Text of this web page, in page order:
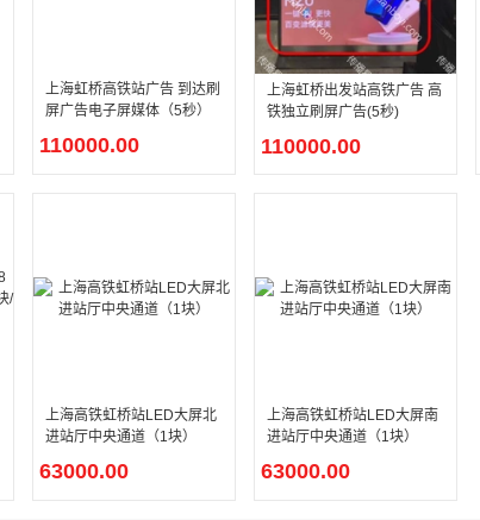
上海虹桥高铁站广告 到达刷
屏广告电子屏媒体（5秒）
110000.00
上海虹桥出发站高铁广告 高
铁独立刷屏广告(5秒)
110000.00
上海高铁虹桥站LED大屏北
进站厅中央通道（1块）
63000.00
上海高铁虹桥站LED大屏南
进站厅中央通道（1块）
63000.00